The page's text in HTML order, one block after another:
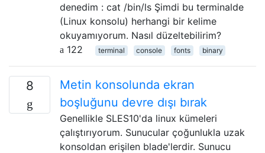
denedim : cat /bin/ls Şimdi bu terminalde
(Linux konsolu) herhangi bir kelime
okuyamıyorum. Nasıl düzeltebilirim?
122
terminal console fonts binary
8
Metin konsolunda ekran
boşluğunu devre dışı bırak
Genellikle SLES10'da linux kümeleri
çalıştırıyorum. Sunucular çoğunlukla uzak
konsoldan erişilen blade'lerdir. Sunucu